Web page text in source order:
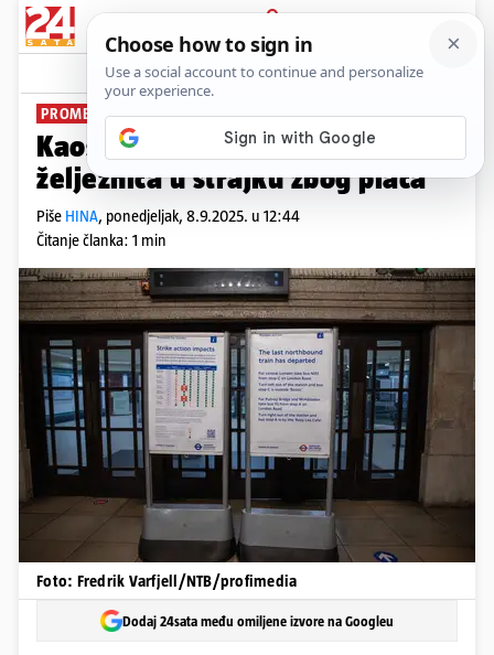
PRIJAVA
News Komentari
PROMETNO RASULO
Kaos u Londonu: Podzemna
željeznica u štrajku zbog plaća
Piše HINA, ponedjeljak, 8.9.2025. u 12:44
Čitanje članka: 1 min
Foto: Fredrik Varfjell/NTB/profimedia
Dodaj 24sata među omiljene izvore na Googleu